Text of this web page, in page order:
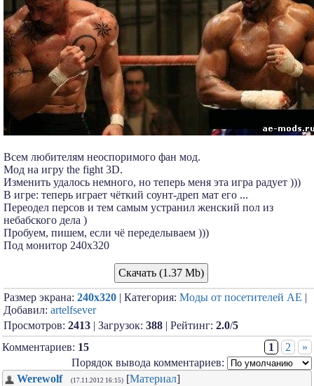
Всем любителям неоспоримого фан мод.
Мод на игру the fight 3D.
Изменить удалось немного, но теперь меня эта игра радует )))
В игре: теперь играет чёткий соунт-дреп мат его ...
Переодел персов и тем самым устранил женский пол из
небабского дела )
Пробуем, пишем, если чё переделываем )))
Под монитор 240х320
Скачать (1.37 Mb)
Размер экрана: 240x320 | Категория: Моды от посетителей АЕ |
Добавил: artelfsever
Просмотров: 2413 | Загрузок: 388 | Рейтинг: 2.0/5
Комментариев: 15 1 2
»
Порядок вывода комментариев:
Werewolf
(17.11.2012 16:15) [Материал]